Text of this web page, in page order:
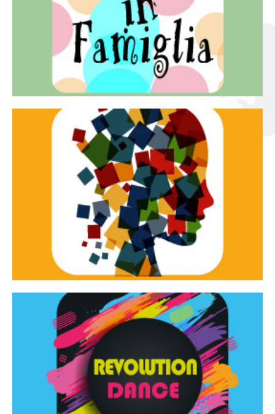
Teatro in famiglia
Teatro In Famiglia è una rassegna di teatro concepita
per far condividere e godere del teatro all’intera
famiglia.
Tracce dinamiche
Tracce Dinamiche è una rassegna di teatro
d’innovazione e sperimentale.
Continua
Revolution Dance
Rassegna di danza contemporanea – I Edizione